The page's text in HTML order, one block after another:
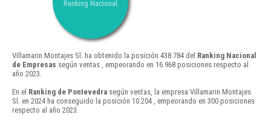
Ranking Nacional
Villamarin Montajes Sl. ha obtenido la posición 438.784 del Ranking Nacional
de Empresas según ventas , empeorando en 16.968 posiciones respecto al
año 2023.
En el Ranking de Pontevedra según ventas, la empresa Villamarin Montajes
Sl. en 2024 ha conseguido la posición 10.204 , empeorando en 300 posiciones
respecto al año 2023.